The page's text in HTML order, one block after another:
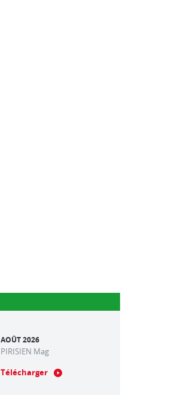
AOÛT 2026
PIRISIEN Mag
Télécharger